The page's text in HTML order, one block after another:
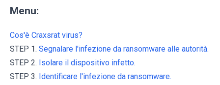
Menu:
Cos'è Craxsrat virus?
STEP 1. Segnalare l'infezione da ransomware alle autorità.
STEP 2. Isolare il dispositivo infetto.
STEP 3. Identificare l'infezione da ransomware.